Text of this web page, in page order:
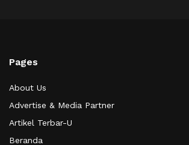
Pages
About Us
Advertise & Media Partner
Artikel Terbar-U
Beranda